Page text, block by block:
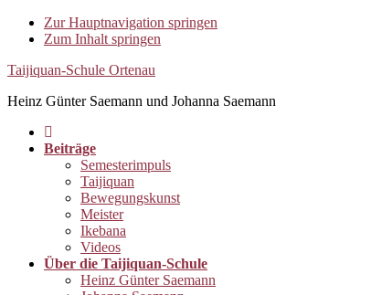
Zur Hauptnavigation springen
Zum Inhalt springen
Taijiquan-Schule Ortenau
Heinz Günter Saemann und Johanna Saemann
Beiträge
Semesterimpuls
Taijiquan
Bewegungskunst
Meister
Ikebana
Videos
Über die Taijiquan-Schule
Heinz Günter Saemann